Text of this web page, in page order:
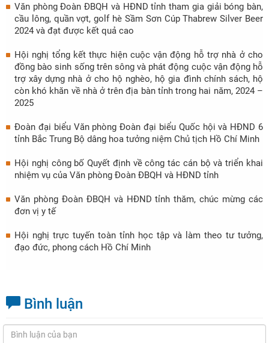
Văn phòng Đoàn ĐBQH và HĐND tỉnh tham gia giải bóng bàn,
cầu lông, quần vợt, golf hè Sầm Sơn Cúp Thabrew Silver Beer
2024 và đạt được kết quả cao
Hội nghị tổng kết thực hiện cuộc vận động hỗ trợ nhà ở cho
đồng bào sinh sống trên sông và phát động cuộc vận động hỗ
trợ xây dựng nhà ở cho hộ nghèo, hộ gia đình chính sách, hộ
còn khó khăn về nhà ở trên địa bàn tỉnh trong hai năm, 2024 –
2025
Đoàn đại biểu Văn phòng Đoàn đại biểu Quốc hội và HĐND 6
tỉnh Bắc Trung Bộ dâng hoa tưởng niệm Chủ tịch Hồ Chí Minh
Hội nghị công bố Quyết định về công tác cán bộ và triển khai
nhiệm vụ của Văn phòng Đoàn ĐBQH và HĐND tỉnh
Văn phòng Đoàn ĐBQH và HĐND tỉnh thăm, chúc mừng các
đơn vị y tế
Hội nghị trực tuyến toàn tỉnh học tập và làm theo tư tưởng,
đạo đức, phong cách Hồ Chí Minh
Bình luận